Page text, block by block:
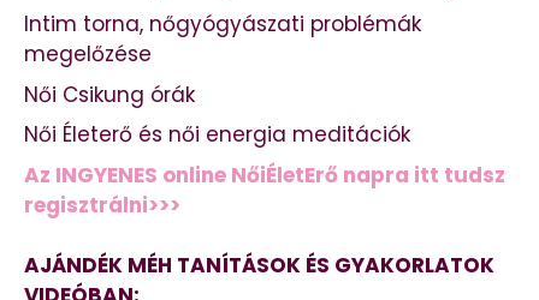
Intim torna, nőgyógyászati problémák
megelőzése
Női Csikung órák
Női Életerő és női energia meditációk
Az INGYENES online NőiÉletErő napra itt tudsz
regisztrálni>>>
AJÁNDÉK MÉH TANÍTÁSOK ÉS GYAKORLATOK